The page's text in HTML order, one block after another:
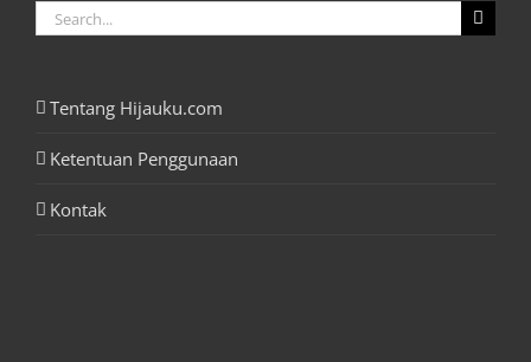
Search
for:
Tentang Hijauku.com
Ketentuan Penggunaan
Kontak